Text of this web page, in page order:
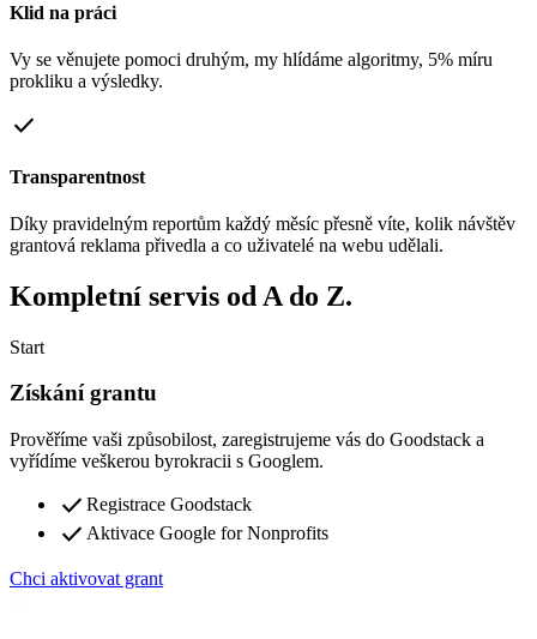
Klid na práci
Vy se věnujete pomoci druhým, my hlídáme algoritmy, 5% míru
prokliku a výsledky.
check
Transparentnost
Díky pravidelným reportům každý měsíc přesně víte, kolik návštěv
grantová reklama přivedla a co uživatelé na webu udělali.
Kompletní servis od A do Z.
Start
Získání grantu
Prověříme vaši způsobilost, zaregistrujeme vás do Goodstack a
vyřídíme veškerou byrokracii s Googlem.
done Registrace Goodstack
done Aktivace Google for Nonprofits
Chci aktivovat grant